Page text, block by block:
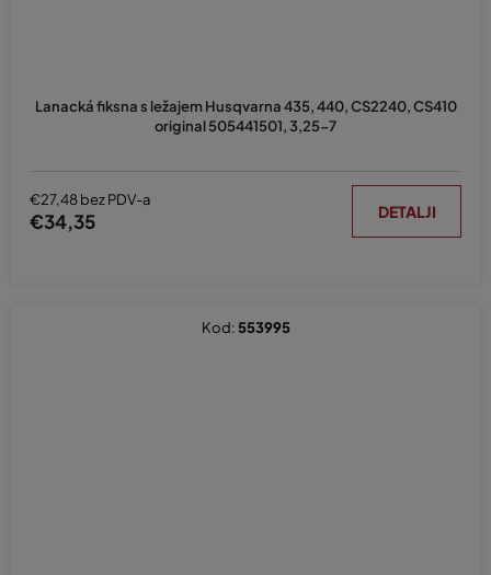
Lanacká fiksna s ležajem Husqvarna 435, 440, CS2240, CS410
original 505441501, 3,25-7
€27,48 bez PDV-a
€34,35 DETALJI
Kod: 553995